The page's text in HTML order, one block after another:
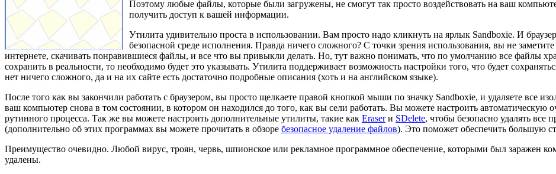
Поэтому любые файлы, которые были загружены, не смогут так просто воздействовать на ваш
получить доступ к вашей информации.
Утилита удивительно проста в использовании. Вам просто надо кликнуть на ярлык Sandboxie. И
безопасной среде исполнения. Правда ничего сложного? С точки зрения использования, вы не
интернете, скачивать понравившиеся файлы, и все что вы привыкли делать. Но, тут важно понимать, что по умолчанию все файлы
сохранить в реальности, то необходимо будет это указывать. Утилита поддерживает возможность настройки того, что будет
нет ничего сложного, да и на их сайте есть достаточно подробные описания (хоть и на английском языке).
После того как вы закончили работать с браузером, вы просто щелкаете правой кнопкой мыши по значку Sandboxie, и удаляете все
ваш компьютер снова в том состоянии, в котором он находился до того, как вы сели работать. Вы можете настроить автоматическую
рутинного процесса. Так же вы можете настроить дополнительные утилиты, такие как Eraserи SDelete, чтобы безопасно удалять все
(дополнительно об этих программах вы можете прочитать в обзоре безопасное удаление файлов). Это поможет обеспечить большую
Преимущество очевидно. Любой вирус, троян, червь, шпионское или рекламное программное обеспечение, которыми был заражен
удалены.